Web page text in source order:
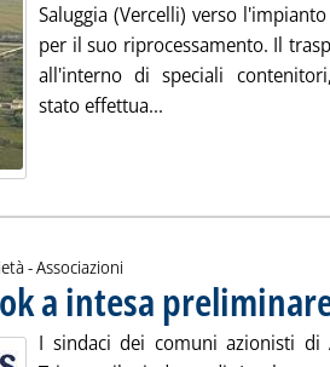
Saluggia (Vercelli) verso
per il suo riprocessamento. Il
all'interno di speciali
stato effettua...
- Associazioni
a intesa
I sindaci dei comuni azionisti di